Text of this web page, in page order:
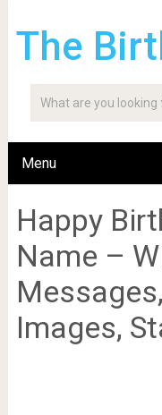
The
Menu
Happy
Name –
Images,